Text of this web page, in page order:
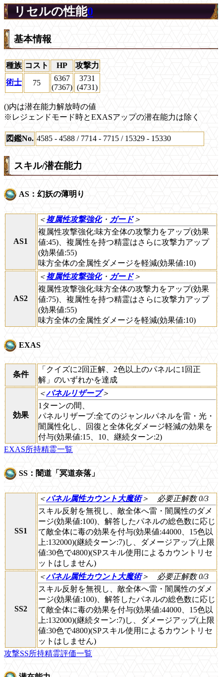
リセルの性能0
基本情報
種族 コスト HP
攻撃力
術士
75
6367
(7367)
3731
(4731)
()内は潜在能力解放時の値
※レジェンドモード時とEXASアップの潜在能力は除く
図鑑No. 4585 - 4588 / 7714 - 7715 / 15329 - 15330
スキル/潜在能力
AS：幻妖の薄明り
AS1
＜複属性攻撃強化・ ガード＞
複属性攻撃強化:味方全体の攻撃力をアップ(効果
値:45)、複属性を持つ精霊はさらに攻撃力アップ
(効果値:55)
味方全体の全属性ダメージを軽減(効果値:10)
AS2
＜複属性攻撃強化・ ガード＞
複属性攻撃強化:味方全体の攻撃力をアップ(効果
値:75)、複属性を持つ精霊はさらに攻撃力アップ
(効果値:55)
味方全体の全属性ダメージを軽減(効果値:10)
EXAS
条件
「クイズに2回正解、2色以上のパネルに1回正
解」のいずれかを達成
効果
＜パネルリザーブ＞
1ターンの間、
パネルリザーブ:全てのジャンルパネルを雷・光・
闇属性化し、回復と全体化ダメージ軽減の効果を
付与(効果値:15、10、継続ターン:2)
EXAS所持精霊一覧
SS：闇道「冥道奈落」
SS1
＜パネル属性カウント大魔術＞
必要正解数 0/3
スキル反射を無視し、敵全体へ雷・闇属性のダメ
ージ(効果値:100)、解答したパネルの総色数に応じ
て敵全体に毒の効果を付与(効果値:44000、15色以
上:132000)(継続ターン:7)し、ダメージアップ(上限
値:30色で4800)(SPスキル使用によるカウントリセ
ットはしません)
SS2
＜パネル属性カウント大魔術＞
必要正解数 0/3
スキル反射を無視し、敵全体へ雷・闇属性のダメ
ージ(効果値:100)、解答したパネルの総色数に応じ
て敵全体に毒の効果を付与(効果値:44000、15色以
上:132000)(継続ターン:7)し、ダメージアップ(上限
値:30色で4800)(SPスキル使用によるカウントリセ
ットはしません)
攻撃SS所持精霊評価一覧